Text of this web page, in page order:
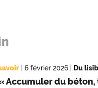
6 février 2026 Du
Accumuler du